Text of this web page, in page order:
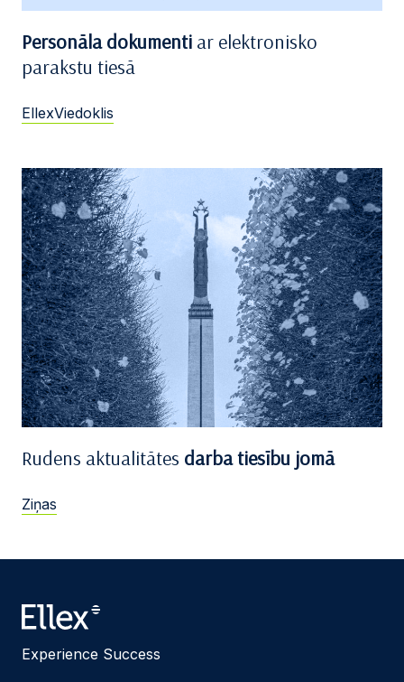
Personāla dokumenti ar elektronisko
parakstu tiesā
EllexViedoklis
Rudens aktualitātes darba tiesību jomā
Ziņas
Experience Success